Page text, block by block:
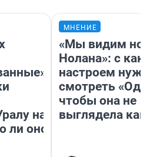
на
ли оно
МНЕНИЕ
«Мы видим
Нолана»: с
настроем
смотреть
чтобы она не
выглядела как